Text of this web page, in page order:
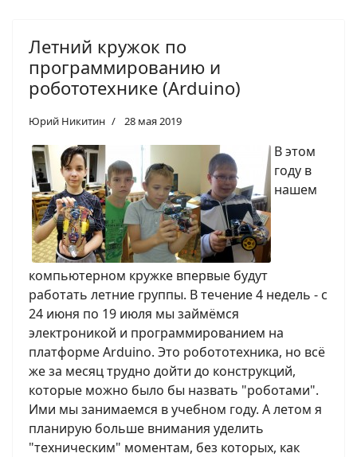
Летний кружок по
программированию и
робототехнике (Arduino)
Юрий Никитин 28 мая 2019
В этом
году в
нашем
компьютерном кружке впервые будут
работать летние группы. В течение 4 недель - с
24 июня по 19 июля мы займёмся
электроникой и программированием на
платформе Arduino. Это робототехника, но всё
же за месяц трудно дойти до конструкций,
которые можно было бы назвать "роботами".
Ими мы занимаемся в учебном году. А летом я
планирую больше внимания уделить
"техническим" моментам, без которых, как